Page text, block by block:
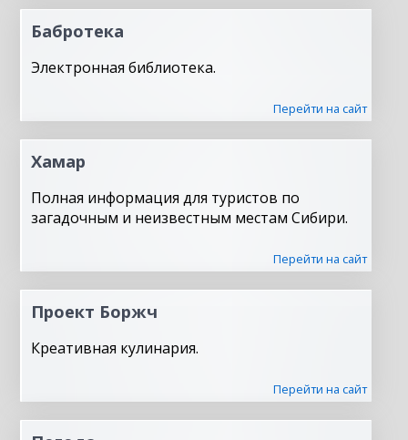
Бабротека
Электронная библиотека.
Перейти на сайт
Хамар
Полная информация для туристов по
загадочным и неизвестным местам Сибири.
Перейти на сайт
Проект Боржч
Креативная кулинария.
Перейти на сайт